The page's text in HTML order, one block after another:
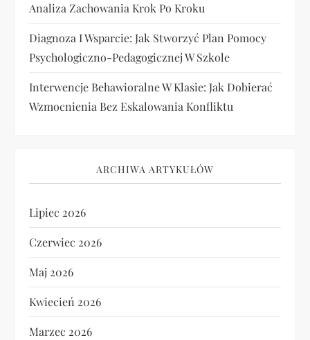
Analiza Zachowania Krok Po Kroku
Diagnoza I Wsparcie: Jak Stworzyć Plan Pomocy
Psychologiczno-Pedagogicznej W Szkole
Interwencje Behawioralne W Klasie: Jak Dobierać
Wzmocnienia Bez Eskalowania Konfliktu
ARCHIWA ARTYKUŁÓW
Lipiec 2026
Czerwiec 2026
Maj 2026
Kwiecień 2026
Marzec 2026